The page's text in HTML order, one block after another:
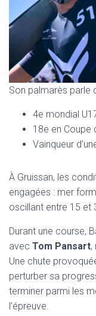
Son palmarès parle
4e mondial
18e en Coupe
Vainqueur
À Gruissan, les
engagées : mer
oscillant entre 15 et
Durant une course,
avec Tom Pansart,
Une chute
perturber sa
terminer parmi les
l’épreuve.